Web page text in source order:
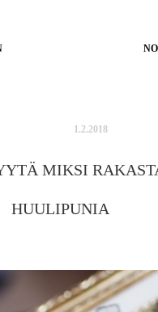
1.2.2018
MIKSI
HUULIPUNIA